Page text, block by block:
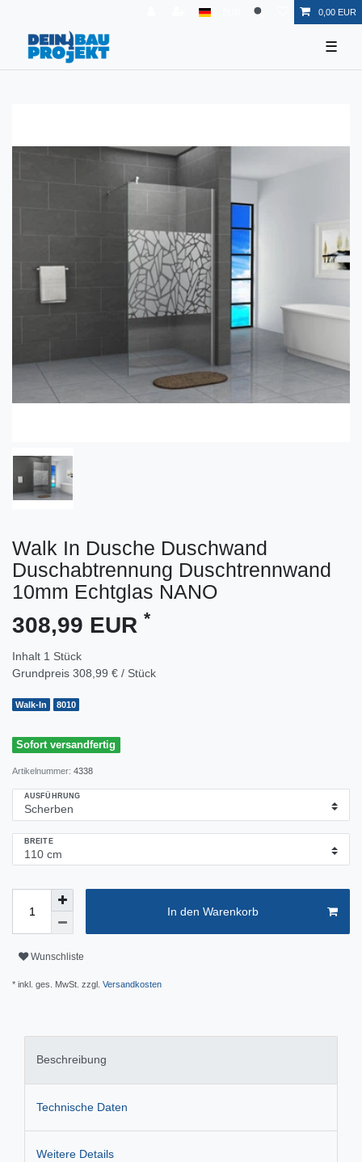
0,00 EUR
☰
Walk In Dusche Duschwand
Duschabtrennung Duschtrennwand
10mm Echtglas NANO
308,99 EUR *
Inhalt 1 Stück
Grundpreis 308,99 € / Stück
Walk-In 8010
Sofort versandfertig
Artikelnummer: 4338
AUSFÜHRUNG
BREITE
In den Warenkorb
Wunschliste
* inkl. ges. MwSt. zzgl. Versandkosten
Beschreibung
Technische Daten
Weitere Details